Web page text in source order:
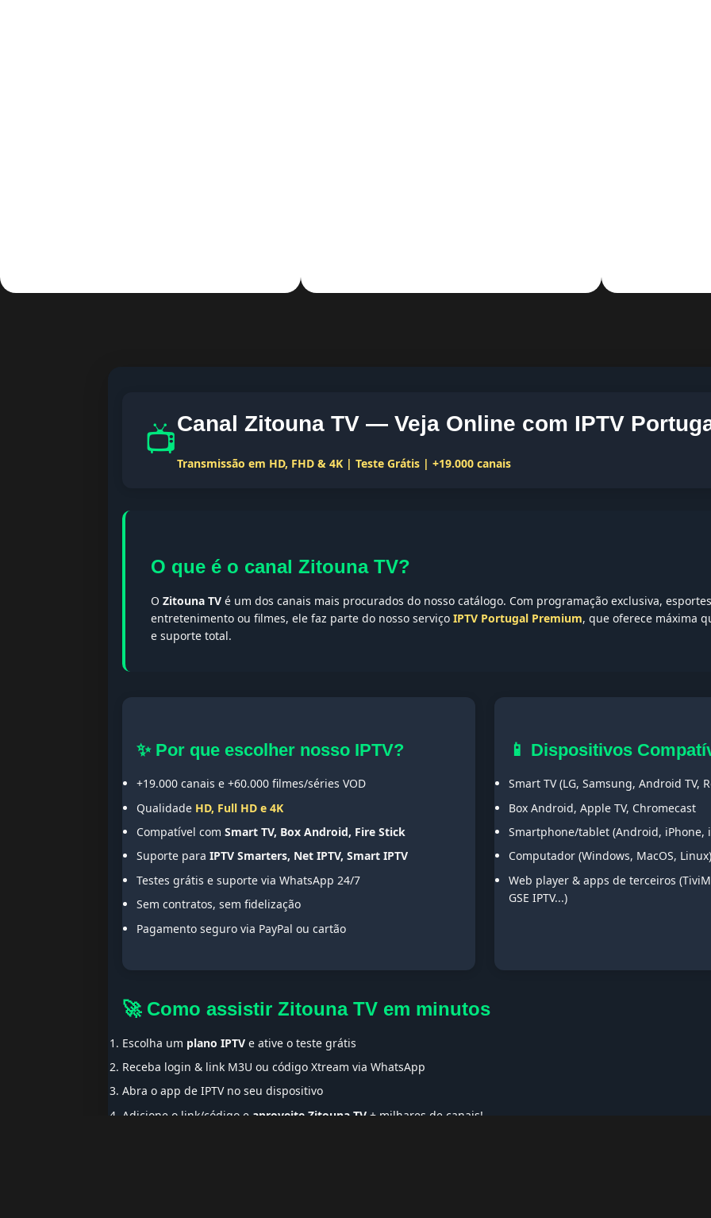
📺Canal Zitouna TV — Veja Online com IPTV
Transmissão em HD, FHD & 4K | Teste Grátis | +19.000 canais
O que é o canal Zitouna TV?
O Zitouna TV é um dos canais mais procurados do nosso catálogo. Com programação exclusiva,
entretenimento ou filmes, ele faz parte do nosso serviço IPTV Portugal Premium, que oferece máxima
e suporte total.
✨ Por que escolher nosso IPTV?
+19.000 canais e +60.000 filmes/séries VOD
Qualidade HD, Full HD e 4K
Compatível com Smart TV, Box Android, Fire Stick
Suporte para IPTV Smarters, Net IPTV, Smart IPTV
Testes grátis e suporte via WhatsApp 24/7
Sem contratos, sem fidelização
Pagamento seguro via PayPal ou cartão
📱 Dispositivos
Smart TV (LG, Samsung, Android TV,
Box Android, Apple TV, Chromecast
Smartphone/tablet (Android, iPhone,
Computador (Windows, MacOS, Linux)
Web player & apps de terceiros
GSE IPTV...)
🚀 Como assistir Zitouna TV em minutos
Escolha um plano IPTV e ative o teste grátis
Receba login & link M3U ou código Xtream via WhatsApp
Abra o app de IPTV no seu dispositivo
Adicione o link/código e aproveite Zitouna TV + milhares de canais!